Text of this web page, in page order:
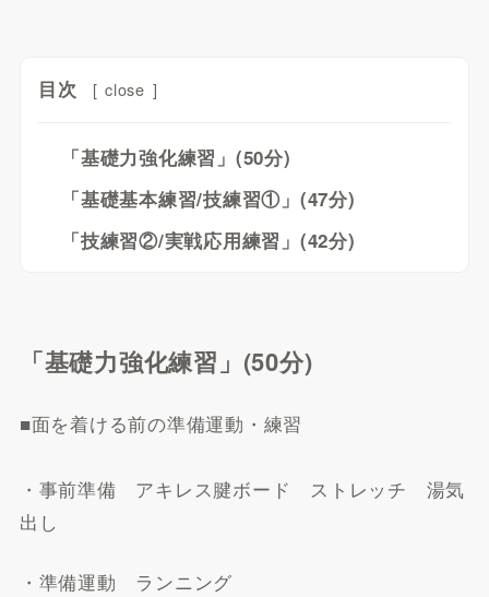
目次 [ close ]
「基礎力強化練習」(50分)
「基礎基本練習/技練習①」(47分)
「技練習②/実戦応用練習」(42分)
「基礎力強化練習」(50分)
■面を着ける前の準備運動・練習
・事前準備 アキレス腱ボード ストレッチ 湯気
出し
・準備運動 ランニング